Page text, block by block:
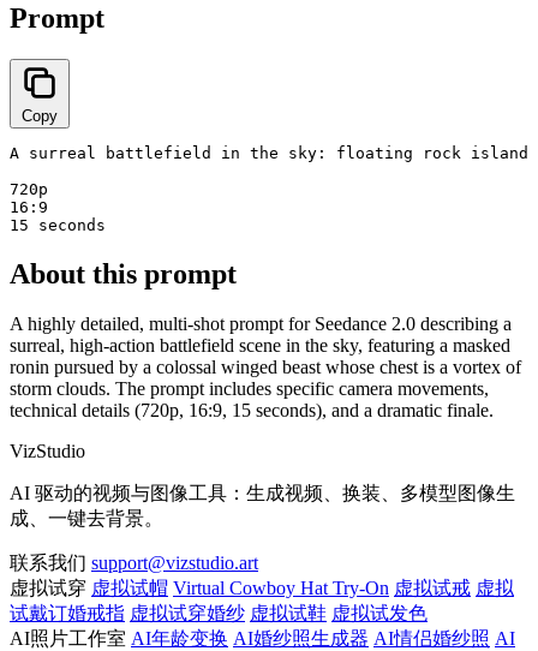
Prompt
Copy
A surreal battlefield in the sky: floating rock islands
720p
16:9
15 seconds
About this prompt
A highly detailed, multi-shot prompt for Seedance 2.0 describing a
surreal, high-action battlefield scene in the sky, featuring a masked
ronin pursued by a colossal winged beast whose chest is a vortex of
storm clouds. The prompt includes specific camera movements,
technical details (720p, 16:9, 15 seconds), and a dramatic finale.
VizStudio
AI 驱动的视频与图像工具：生成视频、换装、多模型图像生
成、一键去背景。
联系我们 support@vizstudio.art
虚拟试穿 虚拟试帽 Virtual Cowboy Hat Try-On 虚拟试戒 虚拟
试戴订婚戒指 虚拟试穿婚纱 虚拟试鞋 虚拟试发色
AI照片工作室 AI年龄变换 AI婚纱照生成器 AI情侣婚纱照 AI